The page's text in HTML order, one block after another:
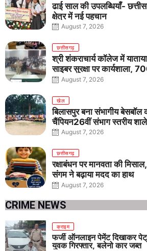
ढाई साल की उपलब्धियाँ-
क्षेत्र में नई पहचान
August 7, 2026
छत्तीसगढ़
श्री शंकराचार्य कॉलेज में
साइबर सुरक्षा पर कार्यशाला,
जागरूकता का संकल्प
August 7, 2026
खेल
बिलासपुर बना संभागीय
चैंपियन26वीं संभाग स्तरीय
तीनों आयु वर्गों में शानदार प्रदर्शन
August 7, 2026
छत्तीसगढ़
रक्षाबंधन पर मानवता की
संगम ने बढ़ाया मदद का हाथ
August 7, 2026
CRIME NEWS
क्राइम
फर्जी ऑनलाइन पेमेंट दिखाकर
युवक गिरफ्तार, बलेनो कार जब्त